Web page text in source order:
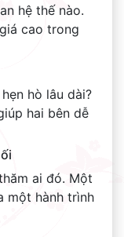
hệ thế nào.
cao trong
hò lâu dài?
hai bên dễ
ai đó. Một
một hành trình